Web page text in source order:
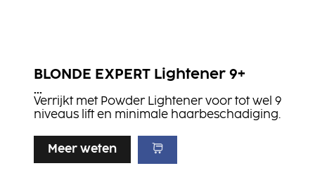
BLONDE EXPERT Lightener 9+
...
Verrijkt met Powder Lightener voor tot wel 9
niveaus lift en minimale haarbeschadiging.
Meer weten